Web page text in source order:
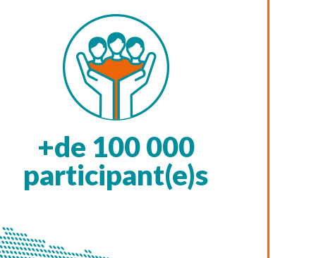
+de 100 000
participant(e)s